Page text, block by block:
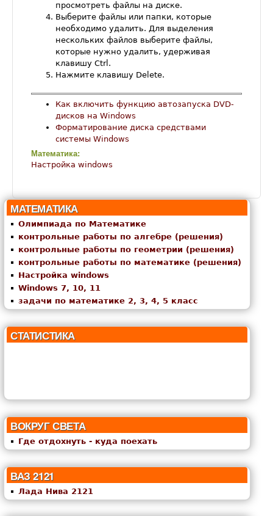
просмотреть файлы на диске.
Выберите файлы или папки, которые
необходимо удалить. Для выделения
нескольких файлов выберите файлы,
которые нужно удалить, удерживая
клавишу Ctrl.
Нажмите клавишу Delete.
Как включить функцию автозапуска DVD-
дисков на Windows
Форматирование диска средствами
системы Windows
Математика:
Настройка windows
МАТЕМАТИКА
Олимпиада по Математике
контрольные работы по алгебре (решения)
контрольные работы по геометрии (решения)
контрольные работы по математике (решения)
Настройка windows
Windows 7, 10, 11
задачи по математике 2, 3, 4, 5 класс
СТАТИСТИКА
ВОКРУГ СВЕТА
Где отдохнуть - куда поехать
ВАЗ 2121
Лада Нива 2121